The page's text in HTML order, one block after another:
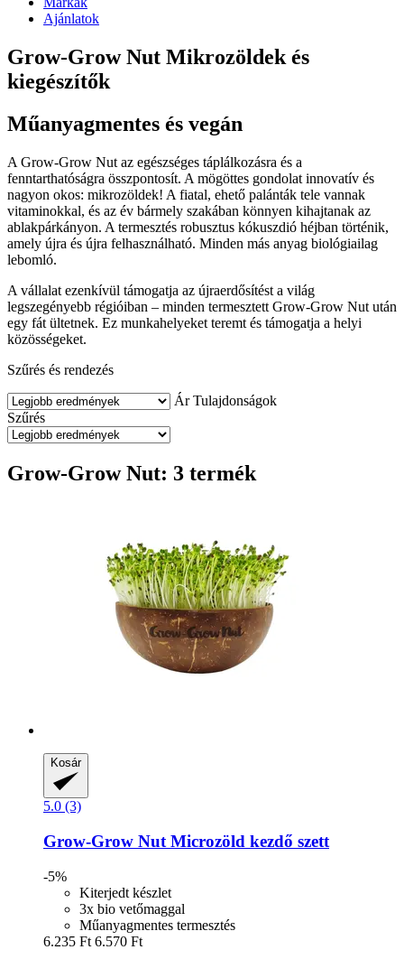
Ajánlatok
Grow-Grow Nut Mikrozöldek és
kiegészítők
Műanyagmentes és vegán
A Grow-Grow Nut az egészséges táplálkozásra és a
fenntarthatóságra összpontosít. A mögöttes gondolat innovatív és
nagyon okos: mikrozöldek! A fiatal, ehető palánták tele vannak
vitaminokkal, és az év bármely szakában könnyen kihajtanak az
ablakpárkányon. A termesztés robusztus kókuszdió héjban történik,
amely újra és újra felhasználható. Minden más anyag biológiailag
lebomló.
A vállalat ezenkívül támogatja az újraerdősítést a világ
legszegényebb régióiban – minden termesztett Grow-Grow Nut után
egy fát ültetnek. Ez munkahelyeket teremt és támogatja a helyi
közösségeket.
Szűrés és rendezés
Ár Tulajdonságok
Szűrés
Grow-Grow Nut: 3 termék
Kosár
5.0 (3)
Grow-Grow Nut Microzöld kezdő szett
-5%
Kiterjedt készlet
3x bio vetőmaggal
Műanyagmentes termesztés
6.235 Ft 6.570 Ft